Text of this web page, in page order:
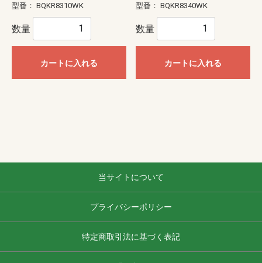
型番： BQKR8310WK
数量
カートに入れる
型番： BQKR8340WK
数量
カートに入れる
当サイトについて
プライバシーポリシー
特定商取引法に基づく表記